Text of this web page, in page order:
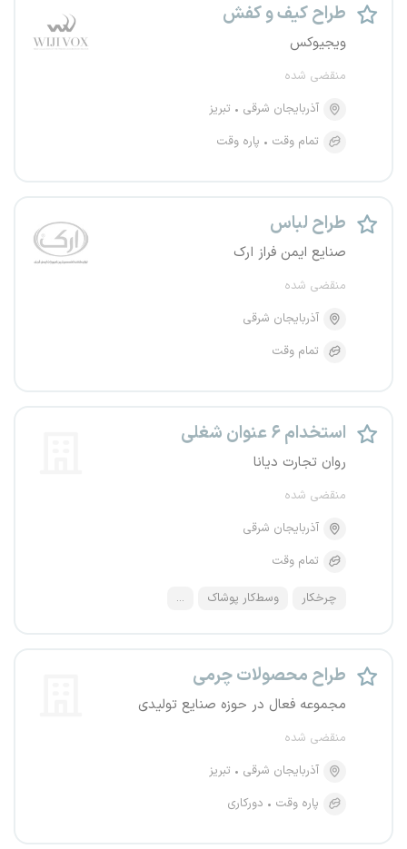
طراح کیف و کفش
ویجیوکس
منقضی شده
آذربایجان شرقی
تبریز
تمام وقت
پاره وقت
طراح لباس
صنایع ایمن فراز ارک
منقضی شده
آذربایجان شرقی
تمام وقت
استخدام ۶ عنوان شغلی
روان تجارت دیانا
منقضی شده
آذربایجان شرقی
تمام وقت
چرخکار وسط‌کار پوشاک ...
طراح محصولات چرمی
مجموعه فعال در حوزه صنایع تولیدی
منقضی شده
آذربایجان شرقی
تبریز
پاره وقت
دورکاری